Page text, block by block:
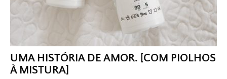
UMA HISTÓRIA DE AMOR. [COM PIOLHOS
À MISTURA]